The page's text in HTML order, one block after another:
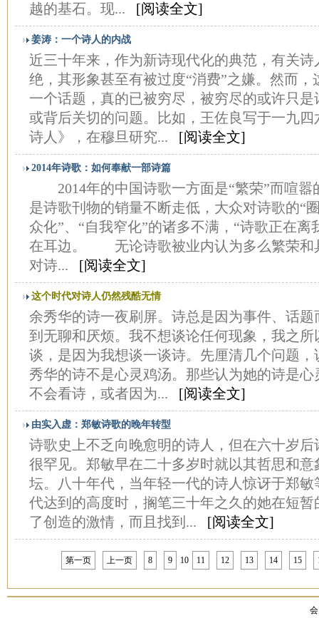
越的基石。现... [阅读全文]
姜涛：一个诗人的内战
近三十年来，作为新诗现代化的典范，有关
绝，其形象甚至有被过度“消费”之嫌。然而
一个话题，真的已被穷尽，被穷尽的或许只
或背后关切的问题。比如，王佐良写于一九
诗人》，在穆旦研究... [阅读全文]
2014年诗歌：如何奉献一部诗篇
2014年的中国诗歌一方面是“繁荣”而喧嚣
是诗歌刊物的销量不断走低，大众对诗歌的“
众化”、“自我窄化”的诸多不满，“诗歌正在离
在耳边。 无论诗歌被业内认为多么繁荣和
对诗... [阅读全文]
这个时代对诗人仍然残酷无情
余秀华的诗一夜刷屏。诗总是因为事件、话
到无聊和厌烦。我不想谈论任何现象，我之
谈，是因为我想谈一谈诗。先厘清几个问题
秀华的诗不是心灵鸡汤。那些认为她的诗是
不会看诗，或者因为... [阅读全文]
由实入虚：郑敏诗歌的晚年转型
诗歌史上不乏向晚愈明的诗人，但在六十岁
很罕见。郑敏早在二十多岁时就以其哲思和
坛。八十年代，当年轻一代的诗人惊讶于郑
代达到的高度时，搁笔三十年之久的她在短
了创造的激情，而且找到... [阅读全文]
第一页 上一页 8 9 10 11 12 13 14 15